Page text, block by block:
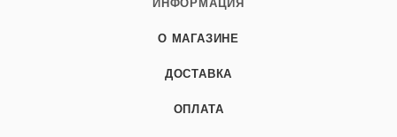
ИНФОРМАЦИЯ
О МАГАЗИНЕ
ДОСТАВКА
ОПЛАТА